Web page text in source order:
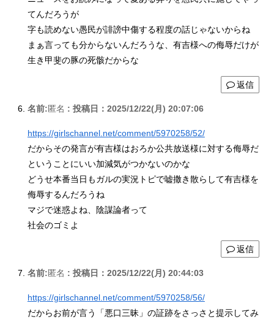
てんだろうが
字も読めない愚民が誹謗中傷する程度の話じゃないからね
まぁ言っても分からないんだろうな、有吉様への侮辱だけが
生き甲斐の豚の死骸だからな
返信
名前:匿名 : 投稿日：2025/12/22(月) 20:07:06
https://girlschannel.net/comment/5970258/52/
だからその発言が有吉様はおろか公共放送様に対する侮辱だ
ということにいい加減気がつかないのかな
どうせ本番当日もガルの実況トピで嘘撒き散らして有吉様を
侮辱するんだろうね
マジで迷惑よね、陰謀論者って
社会のゴミよ
返信
名前:匿名 : 投稿日：2025/12/22(月) 20:44:03
https://girlschannel.net/comment/5970258/56/
だからお前が言う「悪口三昧」の証跡をさっさと提示してみ